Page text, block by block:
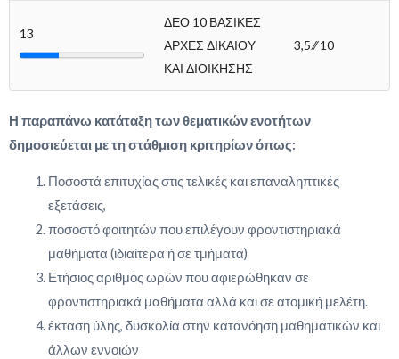
13
ΔΕΟ 10 ΒΑΣΙΚΕΣ
ΑΡΧΕΣ ΔΙΚΑΙΟΥ
ΚΑΙ ΔΙΟΙΚΗΣΗΣ
3,5 ∕∕ 10
Η παραπάνω κατάταξη των θεματικών ενοτήτων
δημοσιεύεται με τη στάθμιση κριτηρίων όπως:
Ποσοστά επιτυχίας στις τελικές και επαναληπτικές
εξετάσεις,
ποσοστό φοιτητών που επιλέγουν φροντιστηριακά
μαθήματα (ιδιαίτερα ή σε τμήματα)
Ετήσιος αριθμός ωρών που αφιερώθηκαν σε
φροντιστηριακά μαθήματα αλλά και σε ατομική μελέτη.
έκταση ύλης, δυσκολία στην κατανόηση μαθηματικών και
άλλων εννοιών